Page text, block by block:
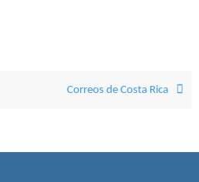
Correos de Costa Rica